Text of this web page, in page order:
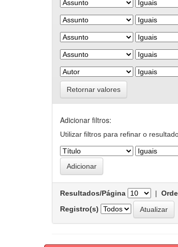
Retornar valores
Adicionar filtros:
Utilizar filtros para refinar o
Resultados/Página |
Registro(s)